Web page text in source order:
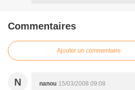
Commentaires
Ajouter un commentaire
N nanou 15/03/2008 09:08